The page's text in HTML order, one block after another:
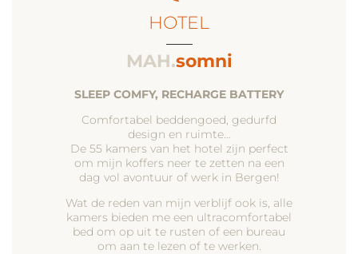
HOTEL
MAH.somni
SLEEP COMFY, RECHARGE BATTERY
Comfortabel beddengoed, gedurfd
design en ruimte…
De 55 kamers van het hotel zijn perfect
om mijn koffers neer te zetten na een
dag vol avontuur of werk in Bergen!
Wat de reden van mijn verblijf ook is, alle
kamers bieden me een ultracomfortabel
bed om op uit te rusten of een bureau
om aan te lezen of te werken.